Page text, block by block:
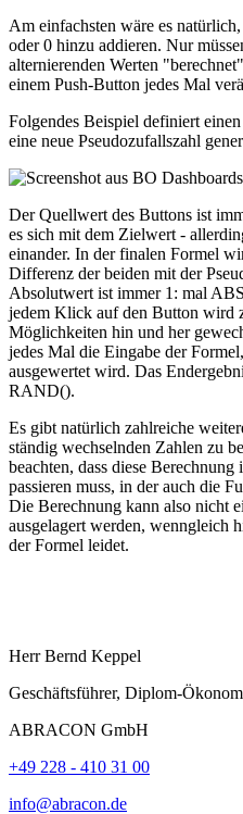
Am einfachsten wäre es
oder 0 hinzu addieren. Nur
alternierenden Werten
einem Push-Button jedes Mal
Folgendes Beispiel definiert
eine neue Pseudozufallszahl
Der Quellwert des Buttons ist
es sich mit dem Zielwert -
einander. In der finalen Formel
Differenz der beiden mit der
Absolutwert ist immer 1: mal
jedem Klick auf den Button wird
Möglichkeiten hin und her
jedes Mal die Eingabe der
ausgewertet wird. Das
RAND().
Es gibt natürlich zahlreiche
ständig wechselnden Zahlen zu
beachten, dass diese
passieren muss, in der auch die
Die Berechnung kann also nicht
ausgelagert werden, wenngleich
der Formel leidet.
HerrBernd Keppel
Geschäftsführer, Diplom-Ökonom
ABRACON GmbH
+49 228 - 410 31 00
info@abracon.de